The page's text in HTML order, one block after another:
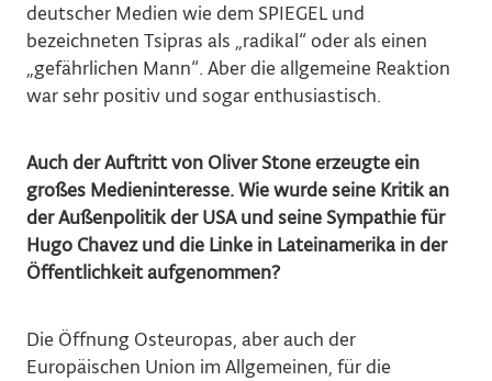
deutscher Medien wie dem SPIEGEL und
bezeichneten Tsipras als „radikal“ oder als einen
„gefährlichen Mann“. Aber die allgemeine Reaktion
war sehr positiv und sogar enthusiastisch.
Auch der Auftritt von Oliver Stone erzeugte ein
großes Medieninteresse. Wie wurde seine Kritik an
der Außenpolitik der USA und seine Sympathie für
Hugo Chavez und die Linke in Lateinamerika in der
Öffentlichkeit aufgenommen?
Die Öffnung Osteuropas, aber auch der
Europäischen Union im Allgemeinen, für die